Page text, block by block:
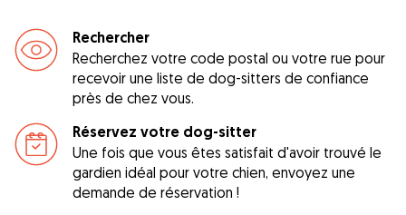
Rechercher
Recherchez votre code postal ou votre rue pour
recevoir une liste de dog-sitters de confiance
près de chez vous.
Réservez votre dog-sitter
Une fois que vous êtes satisfait d'avoir trouvé le
gardien idéal pour votre chien, envoyez une
demande de réservation !